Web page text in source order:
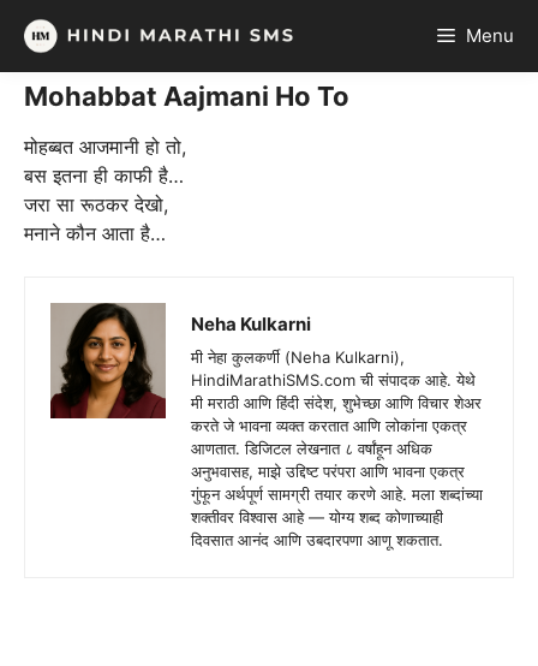
Skip
content
Menu
Mohabbat Aajmani Ho To
मोहब्बत आजमानी हो तो,
बस इतना ही काफी है…
जरा सा रूठकर देखो,
मनाने कौन आता है…
Neha Kulkarni
मी नेहा कुलकर्णी (Neha Kulkarni),
HindiMarathiSMS.com ची संपादक आहे. येथे
मी मराठी आणि हिंदी संदेश, शुभेच्छा आणि विचार शेअर
करते जे भावना व्यक्त करतात आणि लोकांना एकत्र
आणतात. डिजिटल लेखनात ८ वर्षांहून अधिक
अनुभवासह, माझे उद्दिष्ट परंपरा आणि भावना एकत्र
गुंफून अर्थपूर्ण सामग्री तयार करणे आहे. मला शब्दांच्या
शक्तीवर विश्वास आहे — योग्य शब्द कोणाच्याही
दिवसात आनंद आणि उबदारपणा आणू शकतात.